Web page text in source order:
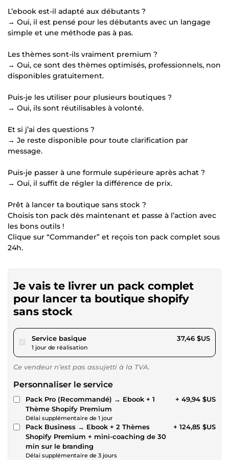
L’ebook est-il adapté aux débutants ?
→ Oui, il est pensé pour les débutants avec un langage
simple et une méthode pas à pas.
Les thèmes sont-ils vraiment premium ?
→ Oui, ce sont des thèmes optimisés, professionnels, non
disponibles gratuitement.
Puis-je les utiliser pour plusieurs boutiques ?
→ Oui, ils sont réutilisables à volonté.
Et si j’ai des questions ?
→ Je reste disponible pour toute clarification par
message.
Puis-je passer à une formule supérieure après achat ?
→ Oui, il suffit de régler la différence de prix.
Prêt à lancer ta boutique sans stock ?
Choisis ton pack dès maintenant et passe à l’action avec
les bons outils !
Clique sur “Commander” et reçois ton pack complet sous
24h.
Je vais te livrer un pack complet
pour lancer ta boutique shopify
sans stock
Service basiquepour 34,52 $US
1 jour de réalisation
37,46 $US
Ce vendeur n’est pas assujetti à la TVA.
Personnaliser le service
Pack Pro (Recommandé) → Ebook + 1
Thème Shopify Premium
Délai supplémentaire de 1 jour
+ 49,94 $US
Pack Business → Ebook + 2 Thèmes
Shopify Premium + mini-coaching de 30
min sur le branding
Délai supplémentaire de 3 jours
+ 124,85 $US